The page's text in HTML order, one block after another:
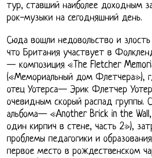
тур, ставший наиболее доходным
рок-музыки на сегодняшний день.
Сюда вошли недовольство и злость
что Британия участвует в
— композиция «The Fletcher
(«Мемориальный дом Флетчера»),
отец Уотерса— Эрик Флетчер
очевидным скорый распад группы.
альбома— «Another Brick in the
один кирпич в стене, часть 2»),
проблемы педагогики и
первое место в рождественском